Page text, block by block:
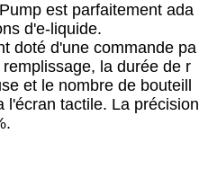
est parfaitement ada
d'e-liquide.
doté d'une commande pa
la durée de r
et le nombre de bouteill
l'écran tactile. La précision